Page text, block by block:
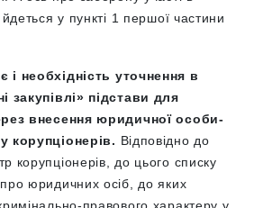
йдеться у пункті 1 першої частини
необхідність уточнення в
закупівлі» підстави для
внесення юридичної особи-
корупціонерів. Відповідно до
корупціонерів, до цього списку
юридичних осіб, до яких